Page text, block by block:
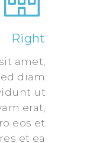
Right
amet,
diam
ut
erat,
eos et
et ea